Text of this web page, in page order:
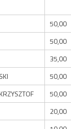
50,00
50,00
35,00
50,00
50,00
20,00